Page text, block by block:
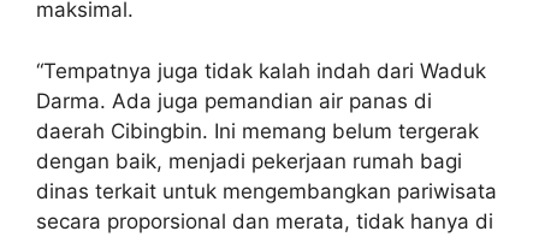
maksimal.
“Tempatnya juga tidak kalah indah dari Waduk
Darma. Ada juga pemandian air panas di
daerah Cibingbin. Ini memang belum tergerak
dengan baik, menjadi pekerjaan rumah bagi
dinas terkait untuk mengembangkan pariwisata
secara proporsional dan merata, tidak hanya di